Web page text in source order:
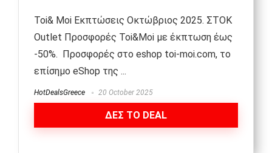
Toi& Moi Εκπτώσεις Οκτώβριος 2025. ΣΤΟΚ
Outlet Προσφορές Toi&Moi με έκπτωση έως
-50%. Προσφορές στο eshop toi-moi.com, το
επίσημο eShop της ...
HotDealsGreece 20 October 2025
ΔΕΣ ΤΟ DEAL